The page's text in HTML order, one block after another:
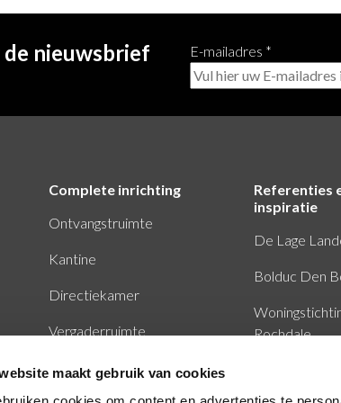
maakt gebruik van cookies
de nieuwsbrief E-mailadres *
Complete inrichting
Ontvangstruimte
Kantine
Directiekamer
Vergaderruimte
Referenties
inspiratie
De Lage
Bolduc Den
Rochdale